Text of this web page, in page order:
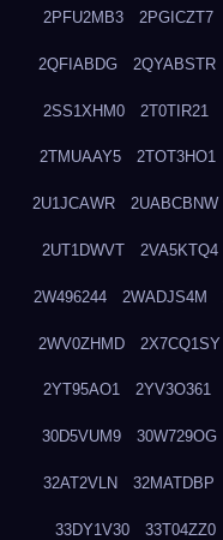
2PFU2MB3 2PGICZT7
2QFIABDG 2QYABSTR
2SS1XHM0 2T0TIR21
2TMUAAY5 2TOT3HO1
2U1JCAWR 2UABCBNW
2UT1DWVT 2VA5KTQ4
2W496244 2WADJS4M
2WV0ZHMD 2X7CQ1SY
2YT95AO1 2YV3O361
30D5VUM9 30W729OG
32AT2VLN 32MATDBP
33DY1V30 33T04ZZ0